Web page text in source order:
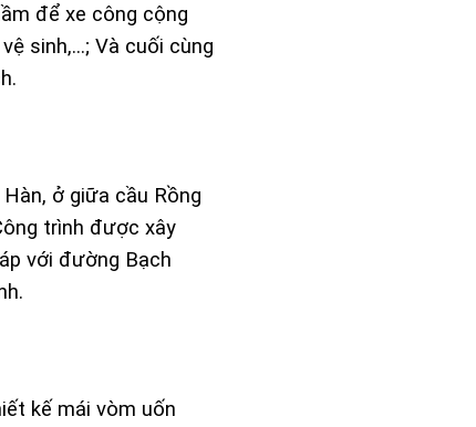
để xe công cộng
sinh,…; Và cuối cùng
ở giữa cầu Rồng
trình được xây
với đường Bạch
kế mái vòm uốn